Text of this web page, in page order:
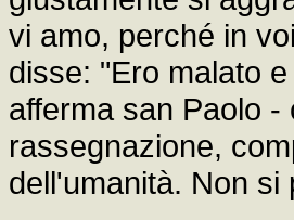
vi amo, perché in
disse: "Ero malato
afferma san Paolo
rassegnazione,
dell'umanità. Non si